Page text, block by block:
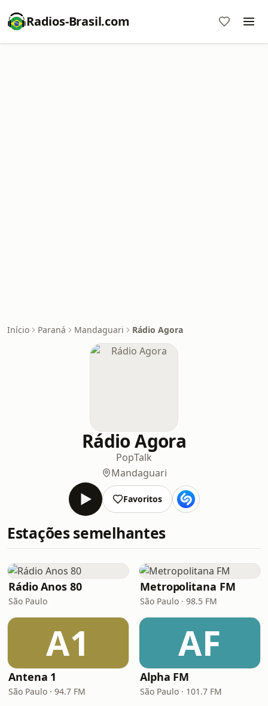
Radios-Brasil.com
Início Paraná Mandaguari Rádio Agora
Rádio Agora
PopTalk
Mandaguari
Favoritos
Estações semelhantes
Rádio Anos 80
São Paulo
Metropolitana FM
São Paulo · 98.5 FM
A1
Antena 1
São Paulo · 94.7 FM
AF
Alpha FM
São Paulo · 101.7 FM